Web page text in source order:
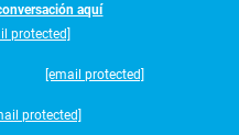
aquí
protected]
[email protected]
protected]